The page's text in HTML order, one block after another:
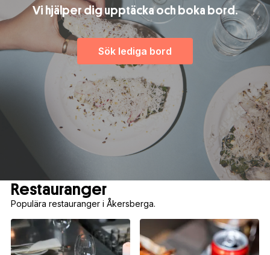
Vi hjälper dig upptäcka och boka bord.
Sök lediga bord
Populära restauranger i Åkersberga.
Restauranger